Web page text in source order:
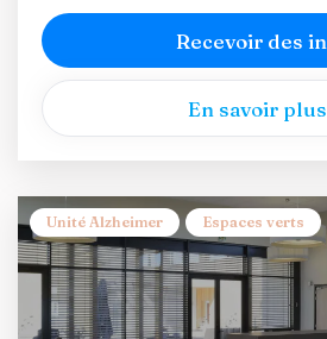
Recevoir des
En savoir plus
Unité Alzheimer Espaces verts